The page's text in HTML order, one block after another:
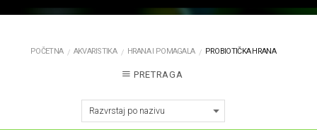
POČETNA / AKVARISTIKA / HRANA I POMAGALA / PROBIOTIČKA HRANA
PRETRAGA